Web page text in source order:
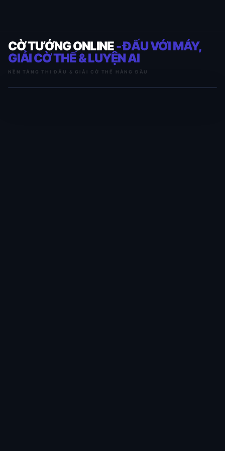
CỜ TƯỚNG ONLINE- ĐẤU VỚI MÁY,
GIẢI CỜ THẾ & LUYỆN AI
NỀN TẢNG THI ĐẤU & GIẢI CỜ THẾ HÀNG ĐẦU